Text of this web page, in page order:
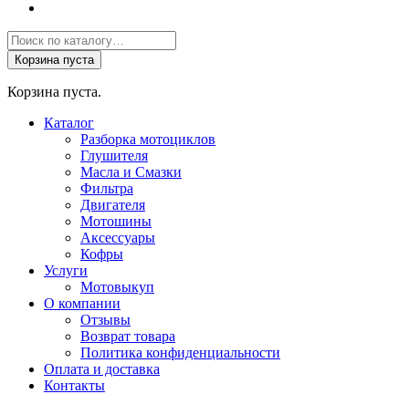
Поиск
товаров
Корзина пуста
Корзина пуста.
Каталог
Разборка мотоциклов
Глушителя
Масла и Смазки
Фильтра
Двигателя
Мотошины
Аксессуары
Кофры
Услуги
Мотовыкуп
О компании
Отзывы
Возврат товара
Политика конфиденциальности
Оплата и доставка
Контакты